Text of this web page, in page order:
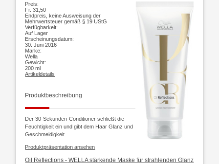
Preis:
Fr. 31,50
Endpreis, keine Ausweisung der
Mehrwertsteuer gemäß § 19 UStG
Verfügbarkeit:
Auf Lager
Erscheinungsdatum:
30. Juni 2016
Marke:
Wella
Gewicht:
200 ml
Artikeldetails
Produktbeschreibung
Der 30-Sekunden-Conditioner schließt die
Feuchtigkeit ein und gibt dem Haar Glanz und
Geschmeidigkeit.
Produktpräsentation ansehen
Oil Reflections - WELLA stärkende Maske für strahlenden Glanz